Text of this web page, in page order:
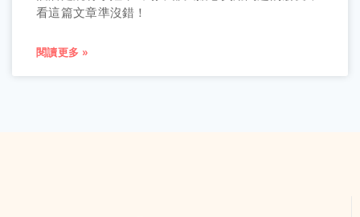
看這篇文章準沒錯！
閱讀更多 »